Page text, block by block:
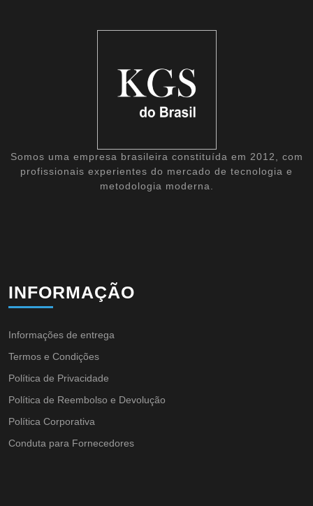
Somos uma empresa brasileira constituída em 2012, com
profissionais experientes do mercado de tecnologia e
metodologia moderna.
INFORMAÇÃO
Informações de entrega
Termos e Condições
Política de Privacidade
Política de Reembolso e Devolução
Política Corporativa
Conduta para Fornecedores